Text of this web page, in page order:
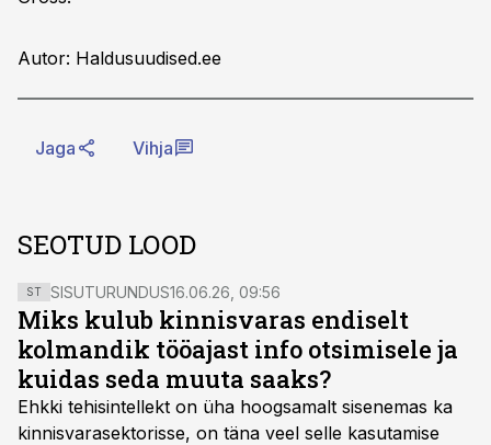
Autor: Haldusuudised.ee
Jaga Vihja
SEOTUD LOOD
ST SISUTURUNDUS16.06.26, 09:56
Miks kulub kinnisvaras endiselt
kolmandik tööajast info otsimisele ja
kuidas seda muuta saaks?
Ehkki tehisintellekt on üha hoogsamalt sisenemas ka
kinnisvarasektorisse, on täna veel selle kasutamise